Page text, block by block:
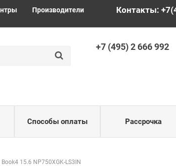
Производители Контакты:
+7 (495) 2 666 992
Способы оплаты Рассрочка
15.6 NP750XGK-LS3IN